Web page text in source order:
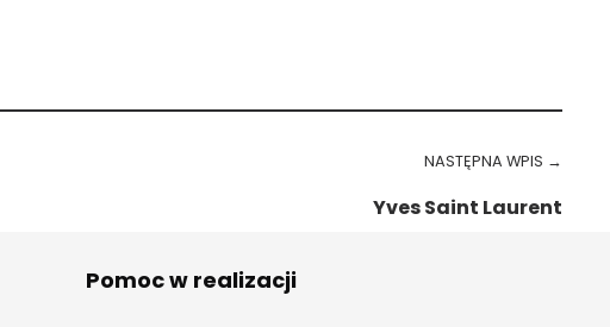
NASTĘPNA WPIS →
Yves Saint Laurent
Pomoc w realizacji